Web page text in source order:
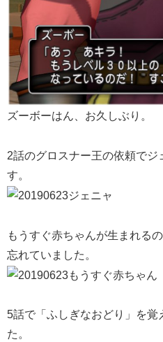
ズーボーはん、お久しぶり。
2話のグロスナー王の依頼でジ
す。
もうすぐ赤ちゃんが生まれる
忘れていました。
5話で「ふしぎなおどり」を覚
た。